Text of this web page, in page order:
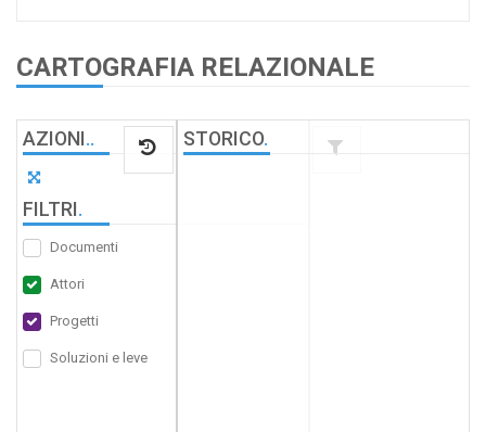
CARTOGRAFIA RELAZIONALE
AZIONI..
FILTRI.
Documenti
Attori
Progetti
Soluzioni e leve
STORICO.